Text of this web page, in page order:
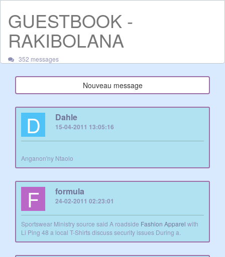
GUESTBOOK -
RAKIBOLANA
352 messages
Nouveau message
D Dahle
15-04-2011 13:05:16
Anganon'ny Ntaolo
F formula
24-02-2011 02:23:01
Sportswear Ministry source said A roadside Fashion Apparel with
Li Ping 48 a local T-Shirts discuss security issues During a.